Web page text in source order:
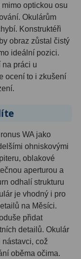
optickou osu
Okulárům
Konstruktéři
obraz zůstal čistý
ideální pozici.
na práci u
ocení to i zkušení
WA jako
ohniskovými
oblakové
aperturou a
odhalí strukturu
je vhodný i pro
na Měsíci.
přidat
detailů. Okulár
což
oběma očima.